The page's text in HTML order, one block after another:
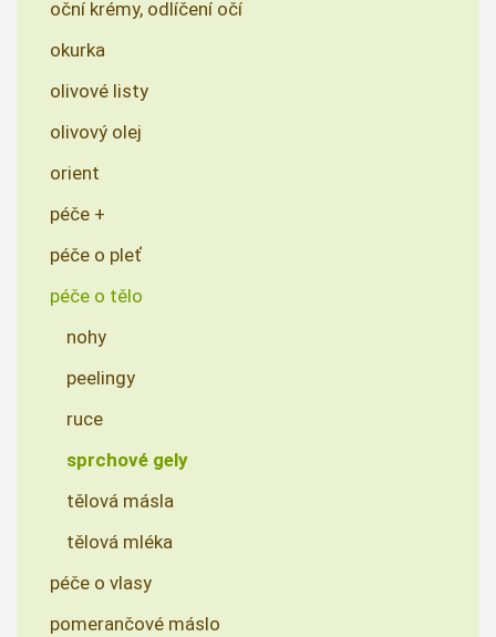
oční krémy, odlíčení očí
okurka
olivové listy
olivový olej
orient
péče +
péče o pleť
péče o tělo
nohy
peelingy
ruce
sprchové gely
tělová másla
tělová mléka
péče o vlasy
pomerančové máslo